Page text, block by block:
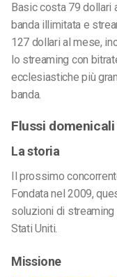
Basic costa 79 dollari
banda illimitata e
127 dollari al mese,
lo streaming con
ecclesiastiche più
banda.
Flussi domenicali
La storia
Il prossimo
Fondata nel 2009,
soluzioni di
Stati Uniti.
Missione